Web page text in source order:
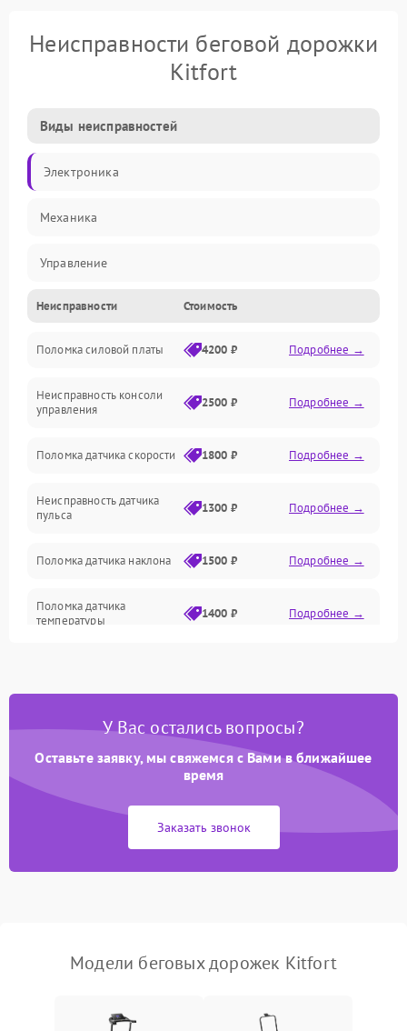
Неисправности беговой дорожки
Kitfort
Виды неисправностей
Электроника
Механика
Управление
Электропитание
Электрика
Механические повреждения
Неисправности Стоимость
Поломка силовой платы 4200 ₽ Подробнее →
Неисправность консоли
управления
2500 ₽ Подробнее →
Поломка датчика скорости 1800 ₽ Подробнее →
Неисправность датчика
пульса
1300 ₽ Подробнее →
Поломка датчика наклона 1500 ₽ Подробнее →
Поломка датчика
температуры
1400 ₽ Подробнее →
Поломка датчика наклона
1500 ₽ Подробнее →
Поломка датчика шагов Подробнее →
Неисправность системы
У Вас остались вопросы?
Оставьте заявку, мы свяжемся с Вами в ближайшее
время
Заказать звонок
Модели беговых дорожек Kitfort